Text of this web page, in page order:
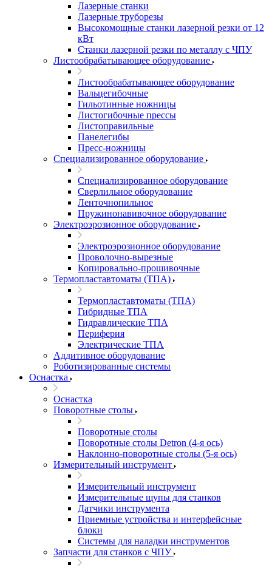
Лазерные станки
Лазерные труборезы
Высокомощные станки лазерной резки от 12
кВт
Станки лазерной резки по металлу с ЧПУ
Листообрабатывающее оборудование
Листообрабатывающее оборудование
Вальцегибочные
Гильотинные ножницы
Листогибочные прессы
Листоправильные
Панелегибы
Пресс-ножницы
Специализированное оборудование
Специализированное оборудование
Сверлильное оборудование
Ленточнопильное
Пружинонавивочное оборудование
Электроэрозионное оборудование
Электроэрозионное оборудование
Проволочно-вырезные
Копировально-прошивочные
Термопластавтоматы (ТПА)
Термопластавтоматы (ТПА)
Гибридные ТПА
Гидравлические ТПА
Периферия
Электрические ТПА
Аддитивное оборудование
Роботизированные системы
Оснастка
Оснастка
Поворотные столы
Поворотные столы
Поворотные столы Detron (4-я ось)
Наклонно-поворотные столы (5-я ось)
Измерительный инструмент
Измерительный инструмент
Измерительные щупы для станков
Датчики инструмента
Приемные устройства и интерфейсные
блоки
Системы для наладки инструментов
Запчасти для станков с ЧПУ